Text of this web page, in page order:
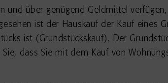
und über genügend Geldmittel
ist der Hauskauf der Kauf eines
ist (Grundstückskauf). Der
dass Sie mit dem Kauf von